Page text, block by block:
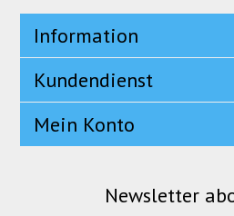
Information
Kundendienst
Mein Konto
Newsletter